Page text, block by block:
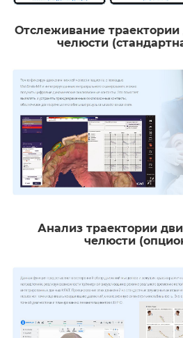
Отслеживание
челюсти
Анализ траектории
челюсти